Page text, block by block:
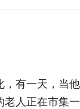
，有一天，当
老人正在市集